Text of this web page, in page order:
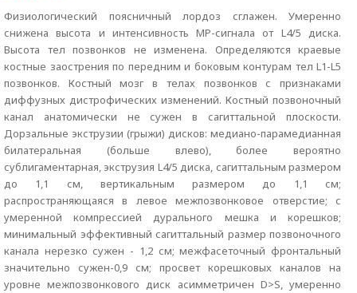
Физиологический поясничный лордоз сглажен. Умеренно
снижена высота и интенсивность МР-сигнала от L4/5 диска.
Высота тел позвонков не изменена. Определяются краевые
костные заострения по передним и боковым контурам тел L1-L5
позвонков. Костный мозг в телах позвонков с признаками
диффузных дистрофических изменений. Костный позвоночный
канал анатомически не сужен в сагиттальной плоскости.
Дорзальные экструзии (грыжи) дисков: медиано-парамедианная
билатеральная (больше влево), более вероятно
сублигаментарная, экструзия L4/5 диска, сагиттальным размером
до 1,1 см, вертикальным размером до 1,1 см;
распространяющаяся в левое межпозвонковое отверстие; с
умеренной компрессией дурального мешка и корешков;
минимальный эффективный сагиттальный размер позвоночного
канала нерезко сужен - 1,2 см; межфасеточный фронтальный
значительно сужен-0,9 см; просвет корешковых каналов на
уровне межпозвонкового диск асимметричен D>S, умеренно